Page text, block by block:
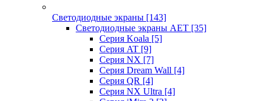
Светодиодные экраны [143]
Светодиодные экраны AET [35]
Cерия Koala [5]
Серия AT [9]
Серия NX [7]
Серия Dream Wall [4]
Серия QR [4]
Серия NX Ultra [4]